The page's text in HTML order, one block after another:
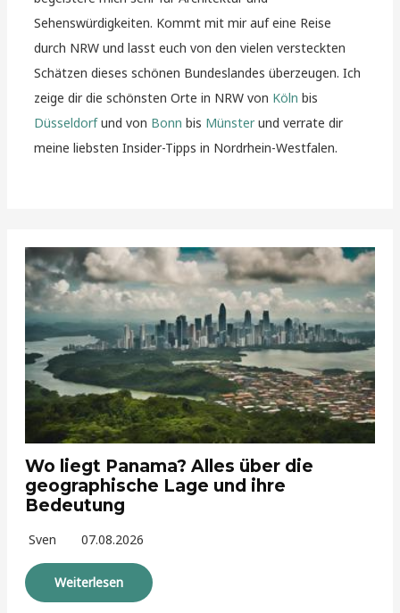
Sehenswürdigkeiten. Kommt mit mir auf eine Reise
durch NRW und lasst euch von den vielen versteckten
Schätzen dieses schönen Bundeslandes überzeugen. Ich
zeige dir die schönsten Orte in NRW von Köln bis
Düsseldorfund von Bonn bis Münsterund verrate dir
meine liebsten Insider-Tipps in Nordrhein-Westfalen.
Wo liegt Panama? Alles über die
geographische Lage und ihre
Bedeutung
Sven 07.08.2026
Weiterlesen